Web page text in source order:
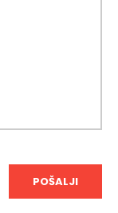
POŠALJI